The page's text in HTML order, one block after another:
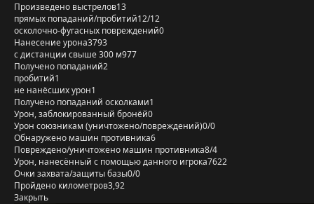
Произведено выстрелов13
прямых попаданий/пробитий12/12
осколочно-фугасных повреждений0
Нанесение урона3793
с дистанции свыше 300 м977
Получено попаданий2
пробитий1
не нанёсших урон1
Получено попаданий осколками1
Урон, заблокированный бронёй0
Урон союзникам (уничтожено/повреждений)0/0
Обнаружено машин противника6
Повреждено/уничтожено машин противника8/4
Урон, нанесённый с помощью данного игрока7622
Очки захвата/защиты базы0/0
Пройдено километров3,92
Закрыть